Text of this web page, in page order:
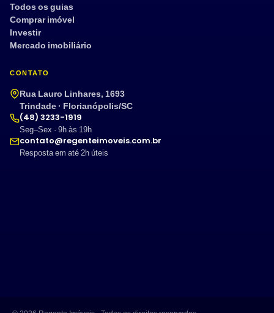
Todos os guias
Comprar imóvel
Investir
Mercado imobiliário
CONTATO
Rua Lauro Linhares, 1693
Trindade · Florianópolis/SC
(48) 3233-1919
Seg–Sex · 9h às 19h
contato@regenteimoveis.com.br
Resposta em até 2h úteis